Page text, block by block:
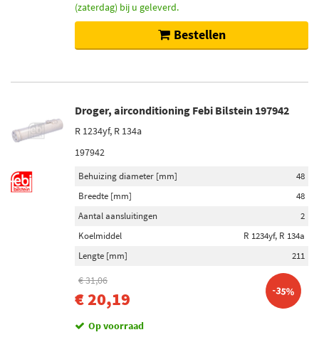
(zaterdag) bij u geleverd.
Bestellen
Droger, airconditioning Febi Bilstein 197942
R 1234yf, R 134a
197942
Behuizing diameter [mm]
48
Breedte [mm]
48
Aantal aansluitingen
2
Koelmiddel
R 1234yf, R 134a
Lengte [mm]
211
€ 31,06
€ 20,19 -35%
Op voorraad